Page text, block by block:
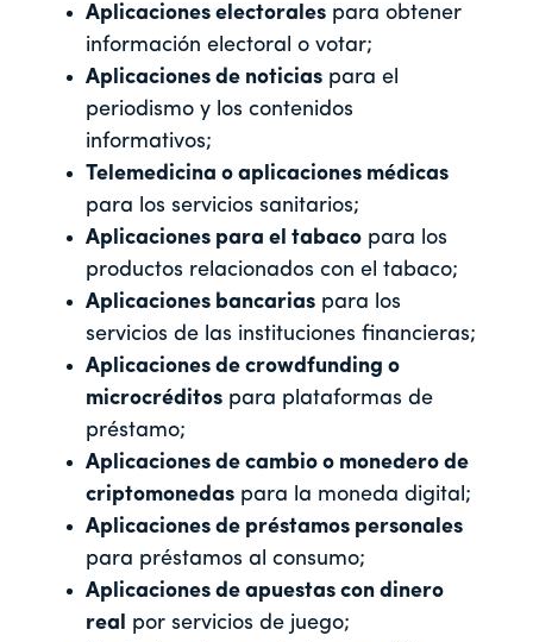
Aplicaciones electorales para obtener
información electoral o votar;
Aplicaciones de noticias para el
periodismo y los contenidos
informativos;
Telemedicina o aplicaciones médicas
para los servicios sanitarios;
Aplicaciones para el tabaco para los
productos relacionados con el tabaco;
Aplicaciones bancarias para los
servicios de las instituciones financieras;
Aplicaciones de crowdfunding o
microcréditos para plataformas de
préstamo;
Aplicaciones de cambio o monedero de
criptomonedas para la moneda digital;
Aplicaciones de préstamos personales
para préstamos al consumo;
Aplicaciones de apuestas con dinero
real
por servicios de juego;